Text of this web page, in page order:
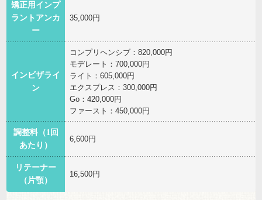
矯正用インプ
ラントアンカ
ー
35,000円
インビザライ
ン
コンプリヘンシブ：820,000円
モデレート：700,000円
ライト：605,000円
エクスプレス：300,000円
Go：420,000円
ファースト：450,000円
調整料（1回
あたり）
6,600円
リテーナー
（片顎）
16,500円